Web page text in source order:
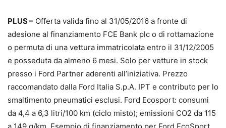
PLUS – Offerta valida fino al 31/05/2016 a fronte di
adesione al finanziamento FCE Bank plc o di rottamazione
o permuta di una vettura immatricolata entro il 31/12/2005
e posseduta da almeno 6 mesi. Solo per vetture in stock
presso i Ford Partner aderenti all’iniziativa. Prezzo
raccomandato dalla Ford Italia S.p.A. IPT e contributo per lo
smaltimento pneumatici esclusi. Ford Ecosport: consumi
da 4,4 a 6,3 litri/100 km (ciclo misto); emissioni CO2 da 115